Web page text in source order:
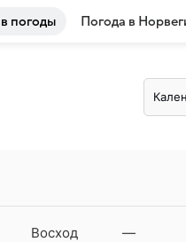
погоды Погода в
Восход
—